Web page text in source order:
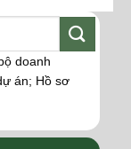
doanh
án; Hồ sơ